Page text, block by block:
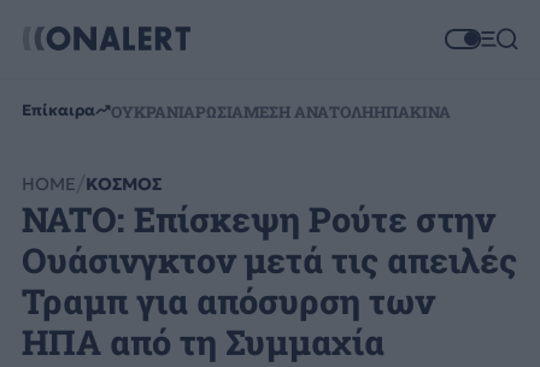
Επίκαιρα ΟΥΚΡΑΝΙΑΡΩΣΙΑΜΕΣΗ ΑΝΑΤΟΛΗΗΠΑΚΙΝΑ
HOME ΚΟΣΜΟΣ
NATO: Επίσκεψη Ρούτε στην
Ουάσινγκτον μετά τις απειλές
Τραμπ για απόσυρση των
ΗΠΑ από τη Συμμαχία